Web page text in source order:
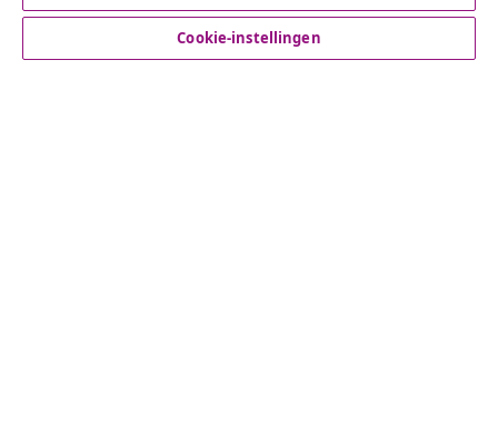
Klantenservice
Cookie-instellingen